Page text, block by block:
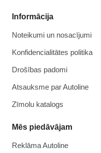
Informācija
Noteikumi un nosacījumi
Konfidencialitātes politika
Drošības padomi
Atsauksme par Autoline
Zīmolu katalogs
Mēs piedāvājam
Reklāma Autoline